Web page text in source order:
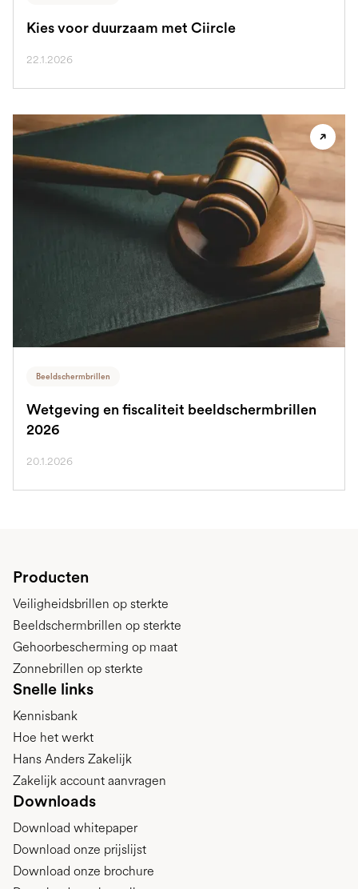
Kies voor duurzaam met Ciircle
22.1.2026
Beeldschermbrillen
Wetgeving en fiscaliteit beeldschermbrillen
2026
20.1.2026
Producten
Veiligheidsbrillen op sterkte
Beeldschermbrillen op sterkte
Gehoorbescherming op maat
Zonnebrillen op sterkte
Snelle links
Kennisbank
Hoe het werkt
Hans Anders Zakelijk
Zakelijk account aanvragen
Downloads
Download whitepaper
Download onze prijslijst
Download onze brochure